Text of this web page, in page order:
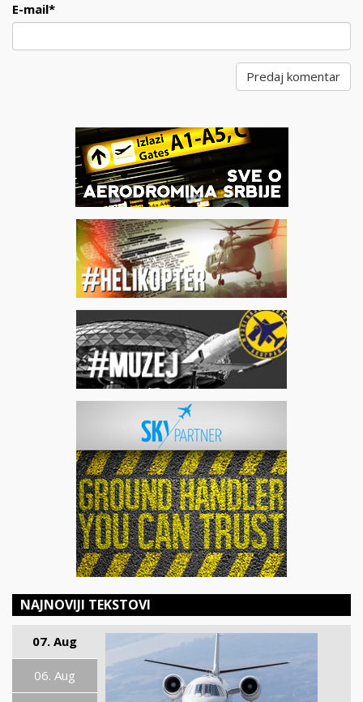
E-mail*
NAJNOVIJI TEKSTOVI
07. Aug
06. Aug